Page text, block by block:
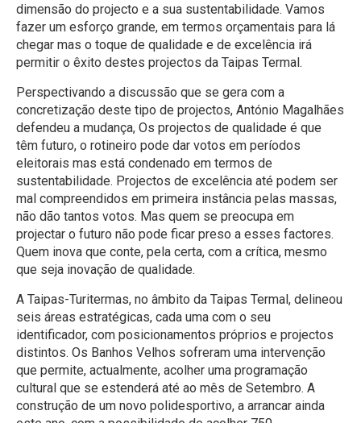
dimensão do projecto e a sua sustentabilidade. Vamos
fazer um esforço grande, em termos orçamentais para lá
chegar mas o toque de qualidade e de excelência irá
permitir o êxito destes projectos da Taipas Termal.
Perspectivando a discussão que se gera com a
concretização deste tipo de projectos, António Magalhães
defendeu a mudança, Os projectos de qualidade é que
têm futuro, o rotineiro pode dar votos em períodos
eleitorais mas está condenado em termos de
sustentabilidade. Projectos de excelência até podem ser
mal compreendidos em primeira instância pelas massas,
não dão tantos votos. Mas quem se preocupa em
projectar o futuro não pode ficar preso a esses factores.
Quem inova que conte, pela certa, com a crítica, mesmo
que seja inovação de qualidade.
A Taipas-Turitermas, no âmbito da Taipas Termal, delineou
seis áreas estratégicas, cada uma com o seu
identificador, com posicionamentos próprios e projectos
distintos. Os Banhos Velhos sofreram uma intervenção
que permite, actualmente, acolher uma programação
cultural que se estenderá até ao mês de Setembro. A
construção de um novo polidesportivo, a arrancar ainda